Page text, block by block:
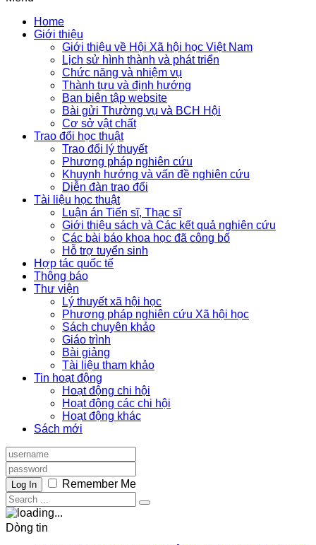
Home
Giới thiệu
Giới thiệu về Hội Xã hội học Việt Nam
Lịch sử hình thành và phát triển
Chức năng và nhiệm vụ
Thành tựu và định hướng
Ban biên tập website
Bài gửi Thường vụ và BCH Hội
Cơ sở vật chất
Trao đổi học thuật
Trao đổi lý thuyết
Phương pháp nghiên cứu
Khuynh hướng và vấn đề nghiên cứu
Diễn đàn trao đổi
Tài liệu học thuật
Luận án Tiến sĩ, Thạc sĩ
Giới thiệu sách và Các kết quả nghiên cứu
Các bài báo khoa học đã công bố
Hỗ trợ tuyển sinh
Hợp tác quốc tế
Thông báo
Thư viện
Lý thuyết xã hội học
Phương pháp nghiên cứu Xã hội học
Sách chuyên khảo
Giáo trình
Bài giảng
Tài liệu tham khảo
Tin hoạt động
Hoạt động chi hội
Hoạt động các chi hội
Hoạt động khác
Sách mới
Log In Remember Me
Dòng tin